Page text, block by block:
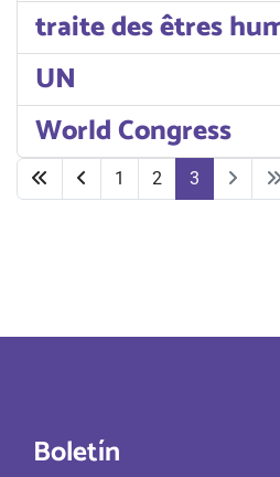
traite des êtres
UN
World Congress
1 2 3
Boletín